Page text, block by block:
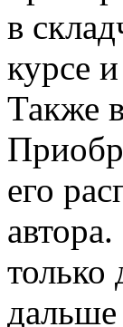
в
курсе
Также
его
только
дальше